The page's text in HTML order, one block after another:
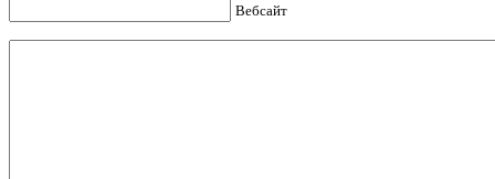
Вебсайт